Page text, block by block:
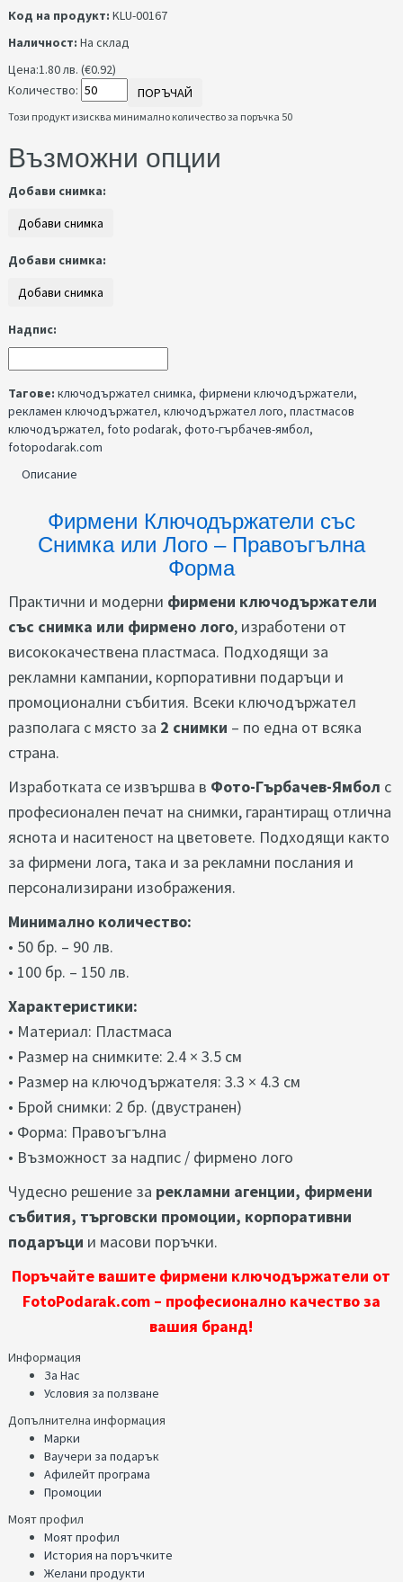
Код на продукт: KLU-00167
Наличност: На склад
Цена:1.80 лв. (€0.92)
Количество:
ПОРЪЧАЙ
Този продукт изисква минимално количество за поръчка 50
Възможни опции
Добави снимка:
Добави снимка:
Надпис:
Тагове: ключодържател снимка, фирмени ключодържатели,
рекламен ключодържател, ключодържател лого, пластмасов
ключодържател, foto podarak, фото-гърбачев-ямбол,
fotopodarak.com
Описание
Фирмени Ключодържатели със
Снимка или Лого – Правоъгълна
Форма
Практични и модерни фирмени ключодържатели
със снимка или фирмено лого, изработени от
висококачествена пластмаса. Подходящи за
рекламни кампании, корпоративни подаръци и
промоционални събития. Всеки ключодържател
разполага с място за 2 снимки – по една от всяка
страна.
Изработката се извършва в Фото-Гърбачев-Ямбол с
професионален печат на снимки, гарантиращ отлична
яснота и наситеност на цветовете. Подходящи както
за фирмени лога, така и за рекламни послания и
персонализирани изображения.
Минимално количество:
• 50 бр. – 90 лв.
• 100 бр. – 150 лв.
Характеристики:
• Материал: Пластмаса
• Размер на снимките: 2.4 × 3.5 см
• Размер на ключодържателя: 3.3 × 4.3 см
• Брой снимки: 2 бр. (двустранен)
• Форма: Правоъгълна
• Възможност за надпис / фирмено лого
Чудесно решение за рекламни агенции, фирмени
събития, търговски промоции, корпоративни
подаръци и масови поръчки.
Поръчайте вашите фирмени ключодържатели от
FotoPodarak.com – професионално качество за
вашия бранд!
Информация
За Нас
Условия за ползване
Допълнителна информация
Марки
Ваучери за подарък
Афилейт програма
Промоции
Моят профил
Моят профил
История на поръчките
Желани продукти